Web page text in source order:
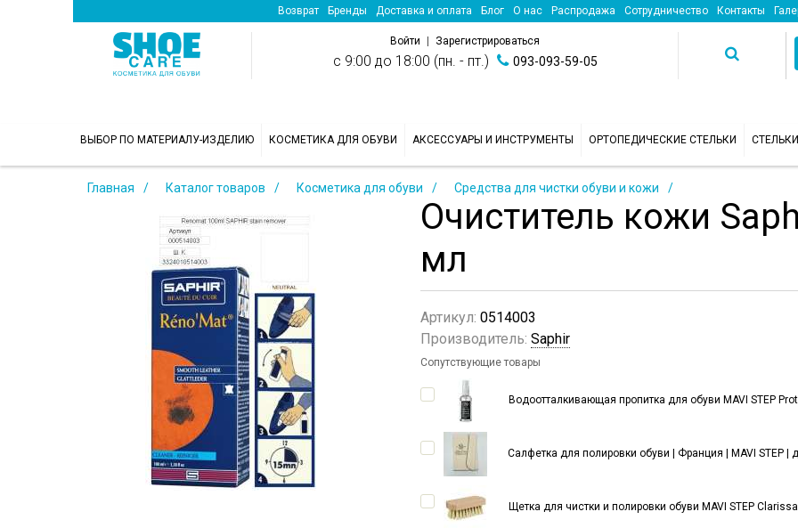
Возврат Бренды Доставка и оплата Блог О нас Распродажа Сотрудничество Контакты
Войти Зарегистрироваться
с 9:00 до 18:00 (пн. - пт.) 093-093-59-05
ВЫБОР ПО МАТЕРИАЛУ-ИЗДЕЛИЮ КОСМЕТИКА ДЛЯ ОБУВИ АКСЕССУАРЫ И ИНСТРУМЕНТЫ ОРТОПЕДИЧЕСКИЕ СТЕЛЬКИ СТЕЛЬКИ
Главная Каталог товаров Косметика для обуви Средства для чистки обуви и кожи
Очиститель кожи
мл
Артикул: 0514003
Производитель: Saphir
Сопутствующие товары
Водоотталкивающая пропитка для обуви MAVI STEP
Салфетка для полировки обуви | Франция | MAVI STEP |
Щетка для чистки и полировки обуви MAVI STEP